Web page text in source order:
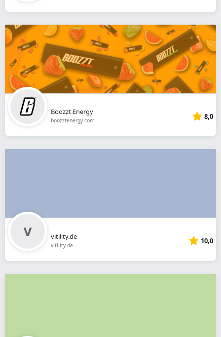
Boozzt Energy
boozztenergy.com 8,0
vitility.de
vitility.de 10,0